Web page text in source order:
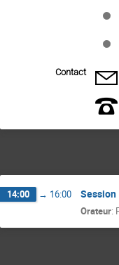
Contact
14:00 → 16:00 Session
Orateur: